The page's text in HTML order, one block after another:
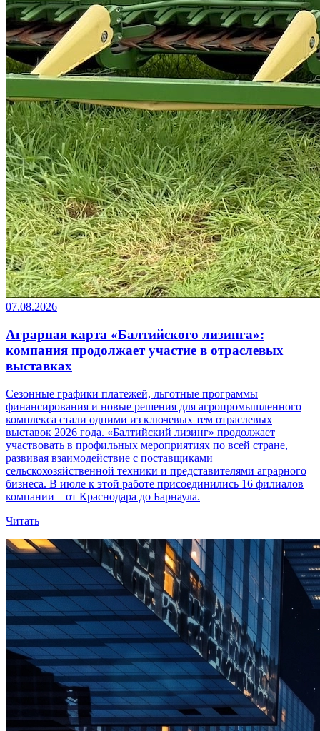
07.08.2026
Аграрная карта «Балтийского лизинга»:
компания продолжает участие в отраслевых
выставках
Сезонные графики платежей, льготные программы
финансирования и новые решения для агропромышленного
комплекса стали одними из ключевых тем отраслевых
выставок 2026 года. «Балтийский лизинг» продолжает
участвовать в профильных мероприятиях по всей стране,
развивая взаимодействие с поставщиками
сельскохозяйственной техники и представителями аграрного
бизнеса. В июле к этой работе присоединились 16 филиалов
компании – от Краснодара до Барнаула.
Читать